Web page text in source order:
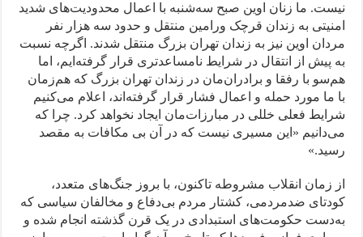
نیست. ما زنان اوین صبح سه‌شنبه با اعمال محدودیت‌های شدید
امنیتی به زندان قرچک ورامین منتقل و حدود سه هزار نفر
مردان اوین نیز به زندان تهران بزرگ منتقل شدند. اگرچه نسبت
به پیش از انتقال در شرایط نامساعدتری قرار گرفته‌ایم، اما
هم‌سو با رفقا و برادران‌مان در زندان تهران بزرگ که هم‌زمان
با ما مورد حمله و اعمال فشار قرار گرفته‌اند، اعلام می‌کنیم
شرایط فعلی خللی در مبارزات‌مان ایجاد نخواهد کرد. چرا که
می‌دانیم «این مسیری نیست که در آن بی مکافات به مقصد
رسید.»
از زمان انقلاب مشروطه تاکنون، با بروز جنگ‌های متعدد،
کودتای ضدمردمی، کشتار مردم بی‌دفاع و مخالفان سیاسی که
به‌دست حکومت‌های استبدادی در یک قرن گذشته انجام شده و